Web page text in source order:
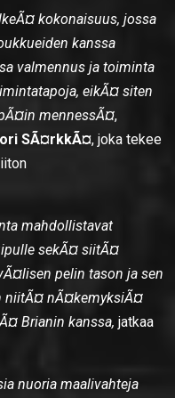
kokonaisuus, jossa
kanssa
valmennus ja toiminta
eikÃ¤ siten
mennessÃ¤,
SÃ¤rkkÃ¤, joka tekee
mahdollistavat
sekÃ¤ siitÃ¤
pelin tason ja sen
niitÃ¤ nÃ¤kemyksiÃ¤
Brianin kanssa, jatkaa
nuoria maalivahteja